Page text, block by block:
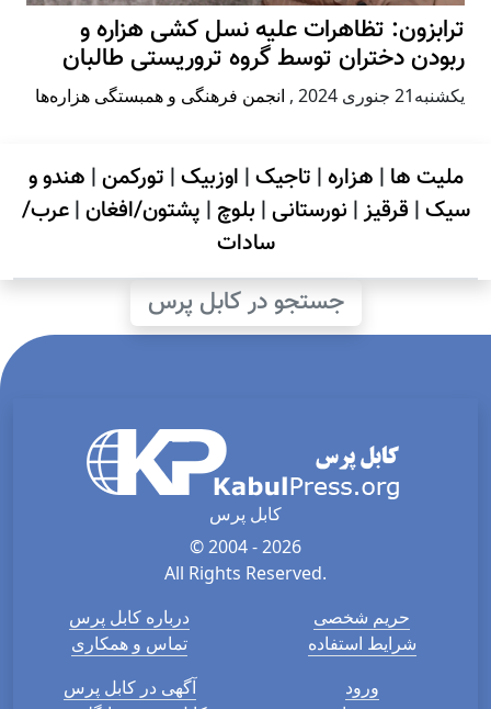
ترابزون: تظاهرات علیه نسل کشی هزاره و
ربودن دختران توسط گروه تروریستی طالبان
يكشنبه21 جنوری 2024 , انجمن فرهنگی و همبستگی هزاره‌ها
ملیت ها | هزاره| تاجیک| اوزبیک| تورکمن| هندو و
سیک| قرقیز| نورستانی| بلوچ | پشتون/افغان|عرب/
سادات
جستجو در کابل پرس
کابل پرس
© 2004 - 2026
All Rights Reserved.
درباره کابل پرس
تماس و همکاری
حریم شخصی
شرایط استفاده
آگهی در کابل پرس
ورود